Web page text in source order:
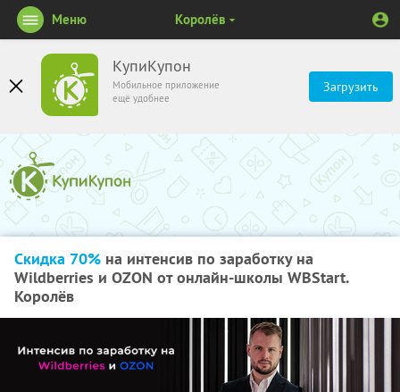
КупиКупон
Мобильное приложение
ещё удобнее
Загрузить
Меню Королёв
Скидка 70% на интенсив по заработку на
Wildberries и OZON от онлайн-школы WBStart.
Королёв